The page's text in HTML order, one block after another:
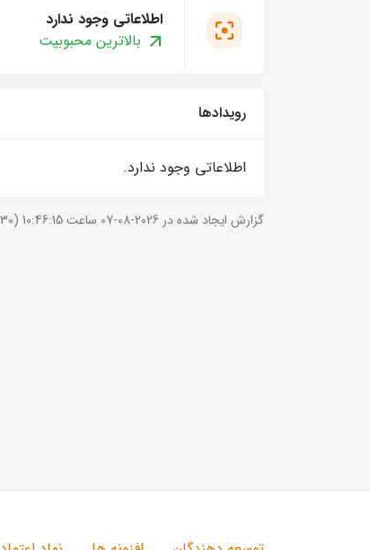
اطلاعاتی وجود ندارد
بالاترین محبوبیت
رویدادها
اطلاعاتی وجود ندارد.
گزارش ایجاد شده در 2026-08-07 ساعت 10:46:15 (UTC +03:30).